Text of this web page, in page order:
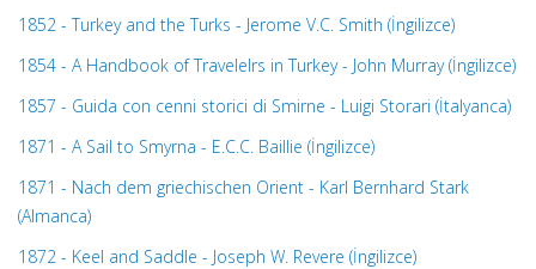
1852 - Turkey and the Turks - Jerome V.C. Smith (İngilizce)
1854 - Α Handbook of Travelelrs in Turkey - John Murray (İngilizce)
1857 - Guida con cenni storici di Smirne - Luigi Storari (İtalyanca)
1871 - A Sail to Smyrna - E.C.C. Baillie (İngilizce)
1871 - Nach dem griechischen Orient - Karl Bernhard Stark
(Almanca)
1872 - Keel and Saddle - Joseph W. Revere (İngilizce)